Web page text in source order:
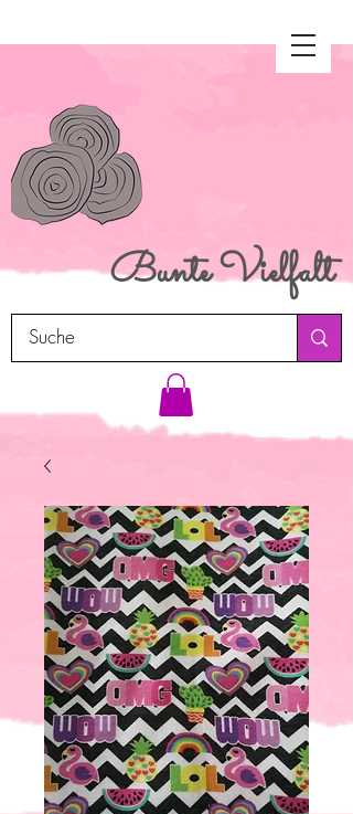
BunteVielfalt